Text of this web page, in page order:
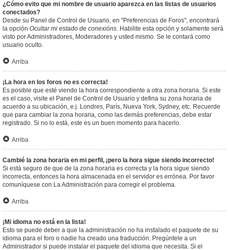
¿Cómo evito que mi nombre de usuario aparezca en las listas de usuarios
conectados?
Desde su Panel de Control de Usuario, en "Preferencias de Foros", encontrará
la opción Ocultar mi estado de conexións. Habilite esta opción y solamente será
visto por Administradores, Moderadores y usted mismo. Se le contará como
usuario oculto.
Arriba
¡La hora en los foros no es correcta!
Es posible que esté viendo la hora correspondiente a otra zona horaria. Si este
es el caso, visite el Panel de Control de Usuario y defina su zona horaria de
acuerdo a su ubicación, e.j. Londres, París, Nueva York, Sydney, etc. Recuerde
que para cambiar la zona horaria, como las demás preferencias, debe estar
registrado. Si no lo está, este es un buen momento para hacerlo.
Arriba
Cambié la zona horaria en mi perfil, ¡pero la hora sigue siendo incorrecto!
Si está seguro de que de la zona horaria es correcta y la hora sigue siendo
incorrecta, entonces la hora almacenada en el servidor es errónea. Por favor
comuníquese con La Administración para corregir el problema.
Arriba
¡Mi idioma no está en la lista!
Esto se puede deber a que la administración no ha instalado el paquete de su
idioma para el foro o nadie ha creado una traducción. Pregúntele a un
Administrador si puede instalar el paquete del idioma que necesita. Si el